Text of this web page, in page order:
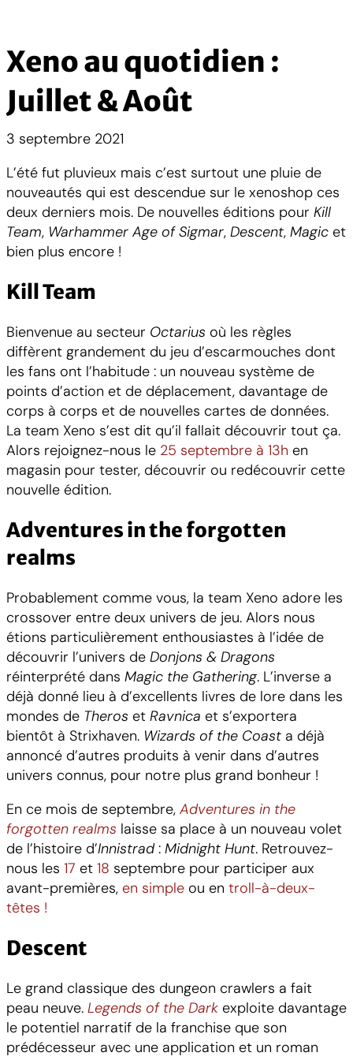
Xeno au quotidien :
Juillet & Août
3 septembre 2021
L’été fut pluvieux mais c’est surtout une pluie de
nouveautés qui est descendue sur le xenoshop ces
deux derniers mois. De nouvelles éditions pour Kill
Team, Warhammer Age of Sigmar, Descent, Magic et
bien plus encore !
Kill Team
Bienvenue au secteur Octarius où les règles
diffèrent grandement du jeu d’escarmouches dont
les fans ont l’habitude : un nouveau système de
points d’action et de déplacement, davantage de
corps à corps et de nouvelles cartes de données.
La team Xeno s’est dit qu’il fallait découvrir tout ça.
Alors rejoignez-nous le 25 septembre à 13h en
magasin pour tester, découvrir ou redécouvrir cette
nouvelle édition.
Adventures in the forgotten
realms
Probablement comme vous, la team Xeno adore les
crossover entre deux univers de jeu. Alors nous
étions particulièrement enthousiastes à l’idée de
découvrir l’univers de Donjons & Dragons
réinterprété dans Magic the Gathering. L’inverse a
déjà donné lieu à d’excellents livres de lore dans les
mondes de Theros et Ravnica et s’exportera
bientôt à Strixhaven. Wizards of the Coast a déjà
annoncé d’autres produits à venir dans d’autres
univers connus, pour notre plus grand bonheur !
En ce mois de septembre, Adventures in the
forgotten realms laisse sa place à un nouveau volet
de l’histoire d’Innistrad: Midnight Hunt. Retrouvez-
nous les 17 et 18 septembre pour participer aux
avant-premières, en simple ou en troll-à-deux-
têtes !
Descent
Le grand classique des dungeon crawlers a fait
peau neuve. Legends of the Dark exploite davantage
le potentiel narratif de la franchise que son
prédécesseur avec une application et un roman